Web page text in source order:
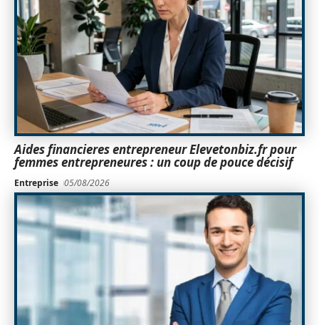
Aides financieres entrepreneur Elevetonbiz.fr pour
femmes entrepreneures : un coup de pouce décisif
Entreprise 05/08/2026